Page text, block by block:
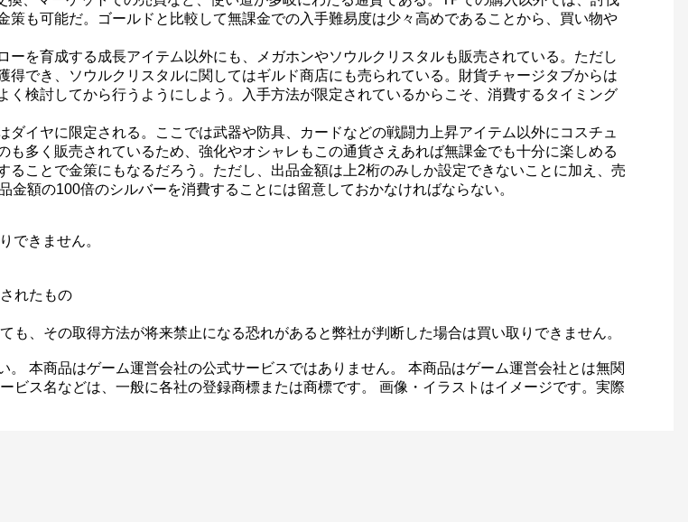
も可能だ。ゴールドと比較して無課金での入手難易度は少々高めであることから、買い物や
を育成する成長アイテム以外にも、メガホンやソウルクリスタルも販売されている。ただし
でき、ソウルクリスタルに関してはギルド商店にも売られている。財貨チャージタブからは
検討してから行うようにしよう。入手方法が限定されているからこそ、消費するタイミング
イヤに限定される。ここでは武器や防具、カードなどの戦闘力上昇アイテム以外にコスチュ
多く販売されているため、強化やオシャレもこの通貨さえあれば無課金でも十分に楽しめる
ことで金策にもなるだろう。ただし、出品金額は上2桁のみしか設定できないことに加え、売
額の100倍のシルバーを消費することには留意しておかなければならない。
できません。
れたもの
、その取得方法が将来禁止になる恐れがあると弊社が判断した場合は買い取りできません。
本商品はゲーム運営会社の公式サービスではありません。 本商品はゲーム運営会社とは無関
ビス名などは、一般に各社の登録商標または商標です。 画像・イラストはイメージです。実際